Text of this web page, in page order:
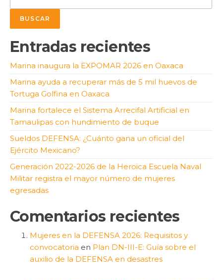
BUSCAR
Entradas recientes
Marina inaugura la EXPOMAR 2026 en Oaxaca
Marina ayuda a recuperar más de 5 mil huevos de
Tortuga Golfina en Oaxaca
Marina fortalece el Sistema Arrecifal Artificial en
Tamaulipas con hundimiento de buque
Sueldos DEFENSA: ¿Cuánto gana un oficial del
Ejército Mexicano?
Generación 2022-2026 de la Heroica Escuela Naval
Militar registra el mayor número de mujeres
egresadas
Comentarios recientes
Mujeres en la DEFENSA 2026: Requisitos y
convocatoria en Plan DN-III-E: Guía sobre el
auxilio de la DEFENSA en desastres